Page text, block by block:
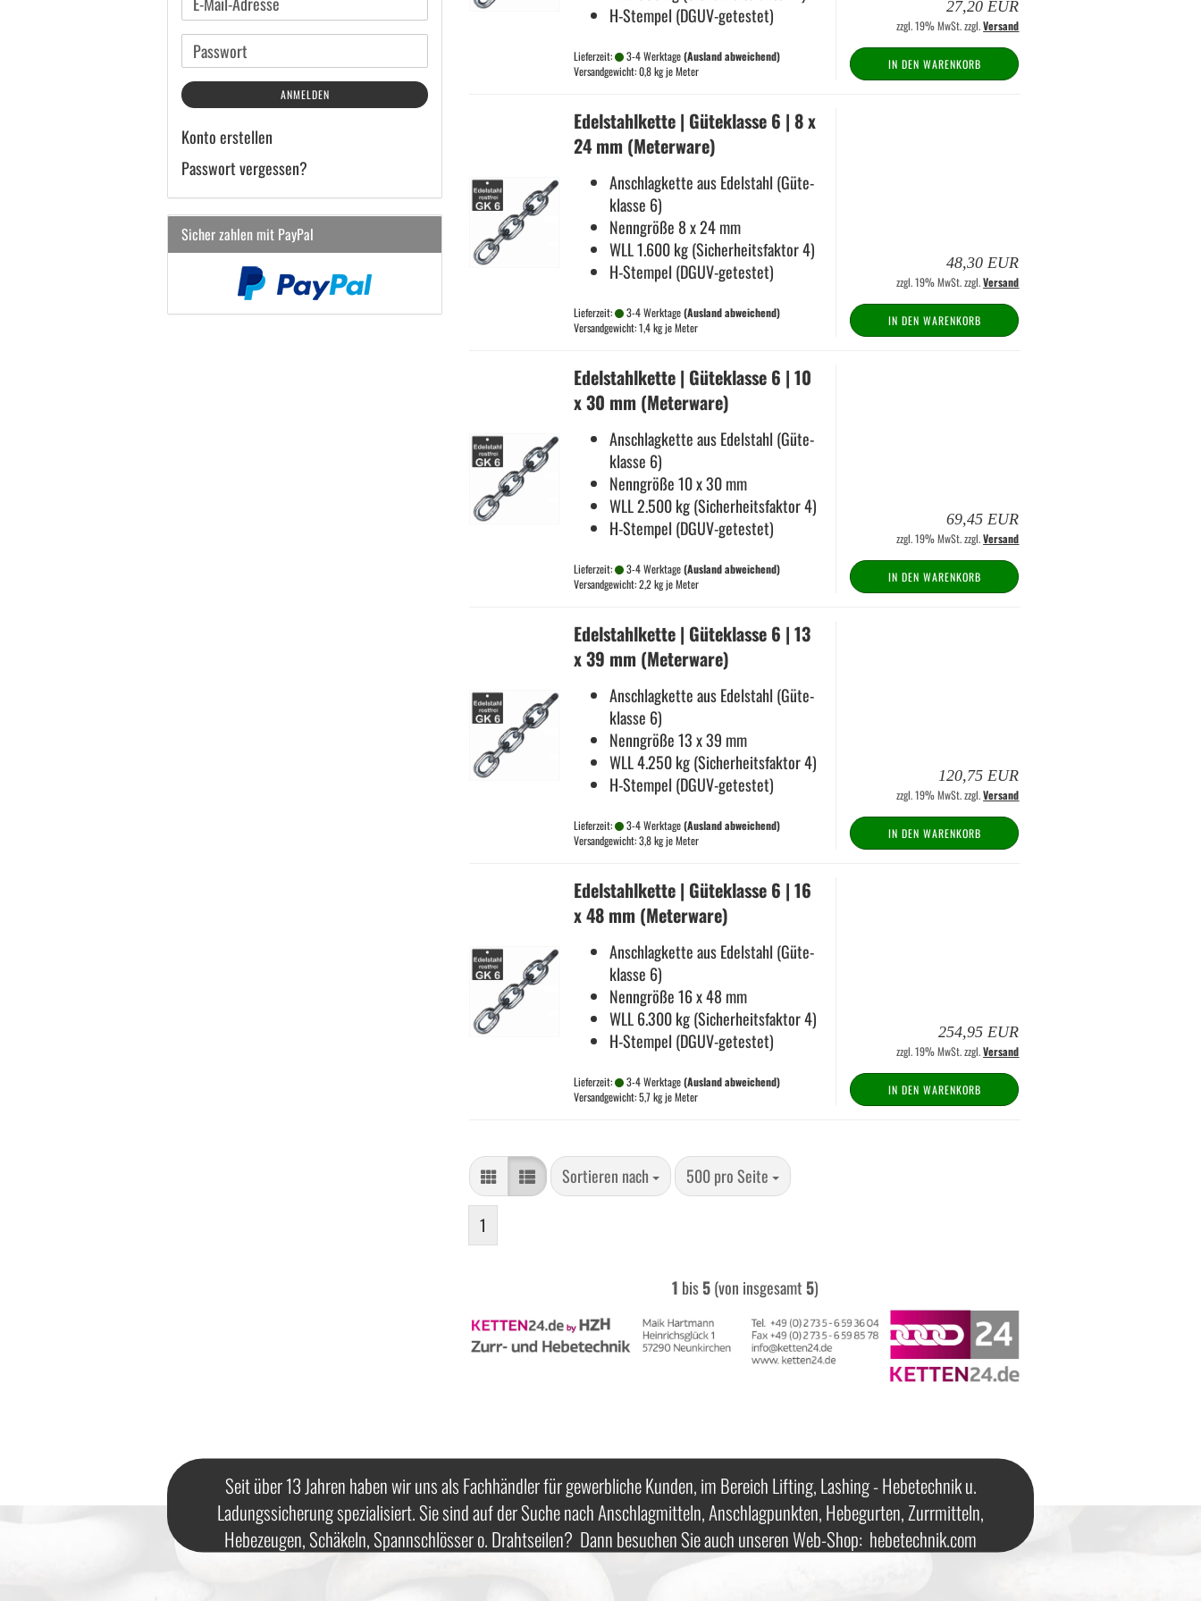
H-​Stempel (DGUV-​getestet)
Lieferzeit: 3-4 Werktage(Ausland abweichend)
Versandgewicht:0,8kg je Meter
27,20 EUR
zzgl. 19% MwSt. zzgl.Versand
IN DEN WARENKORB
Edel­stahl­ket­te | Gü­te­klas­se 6 | 8 x
24 mm (Me­ter­wa­re)
An­schlag­ket­te aus Edel­stahl (Gü­te­
klas­se 6)
Nenn­grö­ße 8 x 24 mm
WLL 1.600 kg (Si­cher­heits­fak­tor 4)
H-​Stempel (DGUV-​getestet)
Lieferzeit: 3-4 Werktage(Ausland abweichend)
Versandgewicht:1,4kg je Meter
48,30 EUR
zzgl. 19% MwSt. zzgl.Versand
IN DEN WARENKORB
Edel­stahl­ket­te | Gü­te­klas­se 6 | 10
x 30 mm (Me­ter­wa­re)
An­schlag­ket­te aus Edel­stahl (Gü­te­
klas­se 6)
Nenn­grö­ße 10 x 30 mm
WLL 2.500 kg (Si­cher­heits­fak­tor 4)
H-​Stempel (DGUV-​getestet)
Lieferzeit: 3-4 Werktage(Ausland abweichend)
Versandgewicht:2,2kg je Meter
69,45 EUR
zzgl. 19% MwSt. zzgl.Versand
IN DEN WARENKORB
Edel­stahl­ket­te | Gü­te­klas­se 6 | 13
x 39 mm (Me­ter­wa­re)
An­schlag­ket­te aus Edel­stahl (Gü­te­
klas­se 6)
Nenn­grö­ße 13 x 39 mm
WLL 4.250 kg (Si­cher­heits­fak­tor 4)
H-​Stempel (DGUV-​getestet)
Lieferzeit: 3-4 Werktage(Ausland abweichend)
Versandgewicht:3,8kg je Meter
120,75 EUR
zzgl. 19% MwSt. zzgl.Versand
IN DEN WARENKORB
Edel­stahl­ket­te | Gü­te­klas­se 6 | 16
x 48 mm (Me­ter­wa­re)
An­schlag­ket­te aus Edel­stahl (Gü­te­
klas­se 6)
Nenn­grö­ße 16 x 48 mm
WLL 6.300 kg (Si­cher­heits­fak­tor 4)
H-​Stempel (DGUV-​getestet)
Lieferzeit: 3-4 Werktage(Ausland abweichend)
Versandgewicht:5,7 kg je Meter
254,95 EUR
zzgl. 19% MwSt. zzgl.Versand
IN DEN WARENKORB
Sortieren nach
Sortieren nach 500 pro Seite
pro Seite
1
1 bis5(von insgesamt5)
E-
Mail-
Adresse
Passwort
ANMELDEN
Konto erstellen
Passwort vergessen?
Sicher zahlen mit PayPal
Seit über 13 Jahren haben wir uns als Fachhändler für gewerbliche Kunden, im Bereich Lifting, Lashing - Hebetechnik u.
Ladungssicherung spezialisiert. Sie sind auf der Suche nach Anschlagmitteln, Anschlagpunkten, Hebegurten, Zurrmitteln,
Hebezeugen, Schäkeln, Spannschlösser o. Drahtseilen? Dann besuchen Sie auch unseren Web-Shop: hebetechnik.com